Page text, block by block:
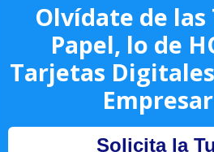
Olvídate de
Papel, lo de
Tarjetas
Solicita la